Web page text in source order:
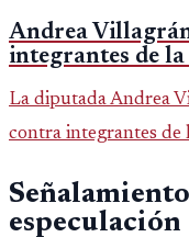
Andrea
integrantes de
La diputada Andrea
contra integrantes de
especulación